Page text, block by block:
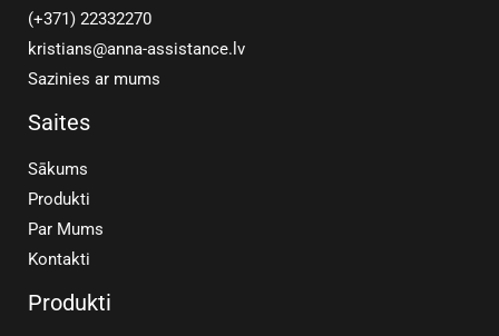
(+371) 22332270
kristians@anna-assistance.lv
Sazinies ar mums
Saites
Sākums
Produkti
Par Mums
Kontakti
Produkti